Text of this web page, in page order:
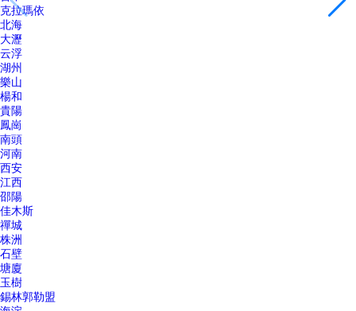
克拉瑪依
北海
大瀝
云浮
湖州
樂山
楊和
貴陽
鳳崗
南頭
河南
西安
江西
邵陽
佳木斯
禪城
株洲
石壁
塘廈
玉樹
錫林郭勒盟